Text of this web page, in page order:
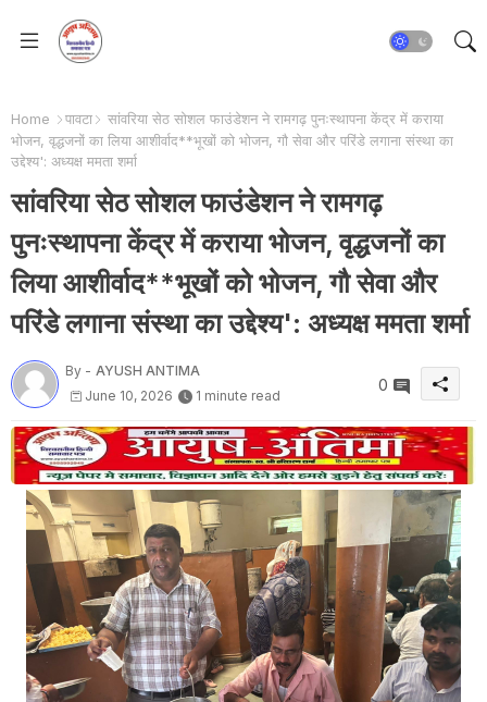
Home पावटा
सांवरिया सेठ सोशल फाउंडेशन ने रामगढ़ पुनःस्थापना केंद्र में कराया
भोजन, वृद्धजनों का लिया आशीर्वाद**भूखों को भोजन, गौ सेवा और परिंडे लगाना संस्था का
उद्देश्य': अध्यक्ष ममता शर्मा
सांवरिया सेठ सोशल फाउंडेशन ने रामगढ़
पुनःस्थापना केंद्र में कराया भोजन, वृद्धजनों का
लिया आशीर्वाद**भूखों को भोजन, गौ सेवा और
परिंडे लगाना संस्था का उद्देश्य': अध्यक्ष ममता शर्मा
By - AYUSH ANTIMA
June 10, 2026
1 minute read
0